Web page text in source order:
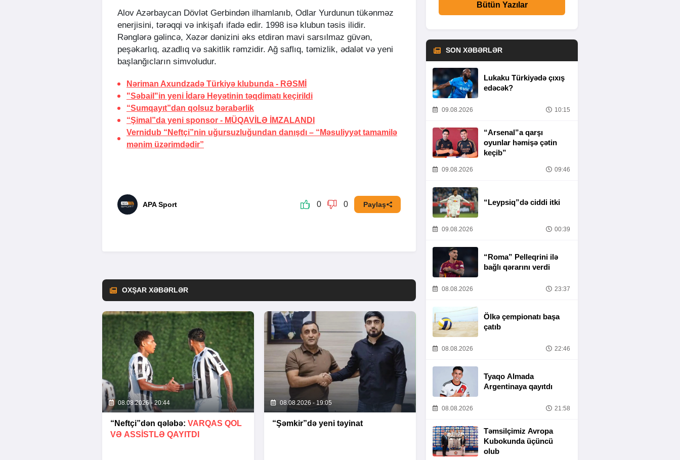
Alov Azərbaycan Dövlət Gerbindən ilhamlanıb, Odlar Yurdunun tükənməz
enerjisini, tərəqqi və inkişafı ifadə edir. 1998 isə klubun təsis ilidir.
Rənglərə gəlincə, Xəzər dənizini əks etdirən mavi sarsılmaz güvən,
peşəkarlıq, azadlıq və sakitlik rəmzidir. Ağ saflıq, təmizlik, ədalət və yeni
başlanğıcların simvoludur.
Nəriman Axundzadə Türkiyə klubunda - RƏSMİ
"Səbail"in yeni İdarə Heyətinin təqdimatı keçirildi
“Sumqayıt”dan qolsuz bərabərlik
“Şimal”da yeni sponsor - MÜQAVİLƏ İMZALANDI
Vernidub “Neftçi”nin uğursuzluğundan danışdı – “Məsuliyyət tamamilə
mənim üzərimdədir”
APA Sport 0 0 Paylaş
OXŞAR XƏBƏRLƏR
08.08.2026 - 20:44
“Neftçi”dən qələbə: VARQAS QOL
VƏ ASSİSTLƏ QAYITDI
08.08.2026 - 19:05
“Şəmkir”də yeni təyinat
Bütün Yazılar
SON XƏBƏRLƏR
Lukaku Türkiyədə çıxış
edəcək?
09.08.2026 10:15
“Arsenal”a qarşı
oyunlar həmişə çətin
keçib”
09.08.2026 09:46
“Leypsiq”də ciddi itki
09.08.2026 00:39
“Roma” Pelleqrini ilə
bağlı qərarını verdi
08.08.2026 23:37
Ölkə çempionatı başa
çatıb
08.08.2026 22:46
Tyaqo Almada
Argentinaya qayıtdı
08.08.2026 21:58
Təmsilçimiz Avropa
Kubokunda üçüncü
olub